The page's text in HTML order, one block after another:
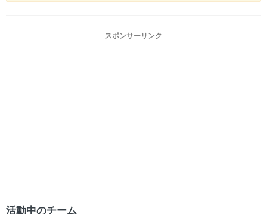
スポンサーリンク
活動中のチーム